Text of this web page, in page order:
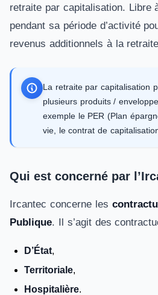
retraite par capitalisation. Libre
pendant sa période d’activité
revenus additionnels à la
La retraite par capitalisation
plusieurs produits /
exemple le PER (Plan
vie, le contrat de
Qui est concerné par
Ircantec concerne les
Publique. Il s’agit des
D’État,
Territoriale,
Hospitalière.